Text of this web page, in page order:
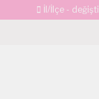
İl/İlçe -